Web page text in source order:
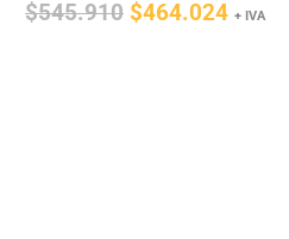
$545.910 El
$464.024El+ IVA